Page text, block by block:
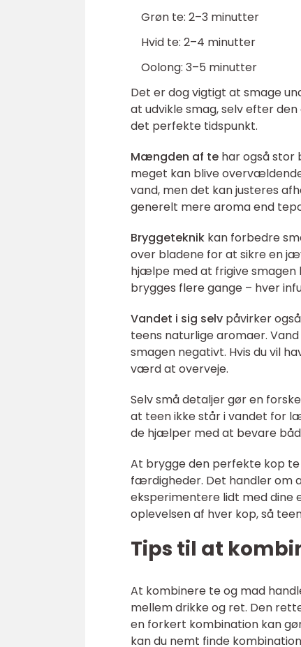
Grøn te: 2–3 minutter
Hvid te: 2–4 minutter
Oolong: 3–5 minutter
Det er dog vigtigt at smage
at udvikle smag, selv efter
det perfekte tidspunkt.
Mængden af te har også stor
meget kan blive
vand, men det kan justeres
generelt mere aroma end
Bryggeteknik kan forbedre
over bladene for at sikre en
hjælpe med at frigive smagen
brygges flere gange – hver
Vandet i sig selv påvirker
teens naturlige aromaer.
smagen negativt. Hvis du vil
værd at overveje.
Selv små detaljer gør en
at teen ikke står i vandet for
de hjælper med at bevare
At brygge den perfekte kop
færdigheder. Det handler om
eksperimentere lidt med dine
oplevelsen af hver kop, så
Tips til at
At kombinere te og mad
mellem drikke og ret. Den
en forkert kombination kan
kan du nemt finde